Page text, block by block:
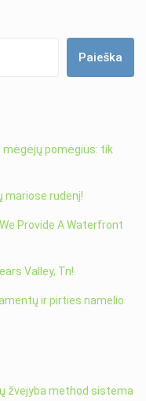
Paieška
pomėgius: tik
mariose rudenį!
Provide A Waterfront
Valley, Tn!
ir pirties namelio
žvejyba method sistema